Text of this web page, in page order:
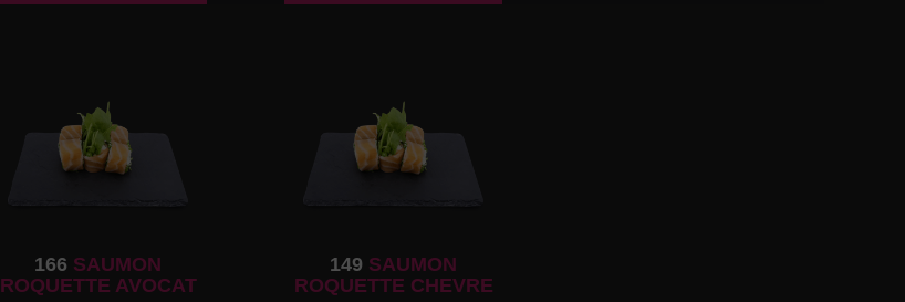
166 SAUMON
ROQUETTE AVOCAT
149 SAUMON
ROQUETTE CHEVRE